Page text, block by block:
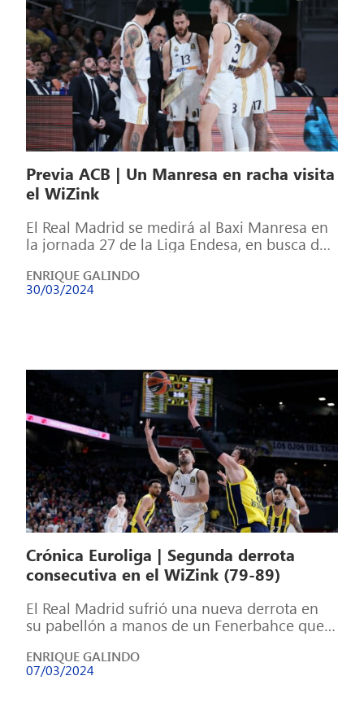
Previa ACB | Un Manresa en racha visita
el WiZink
El Real Madrid se medirá al Baxi Manresa en
la jornada 27 de la Liga Endesa, en busca de
ENRIQUE GALINDO
30/03/2024
Crónica Euroliga | Segunda derrota
consecutiva en el WiZink (79-89)
El Real Madrid sufrió una nueva derrota en
su pabellón a manos de un Fenerbahce que
ENRIQUE GALINDO
07/03/2024